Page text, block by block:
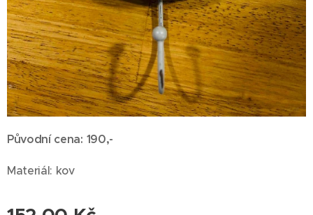
Původní cena: 190,-
Materiál: kov